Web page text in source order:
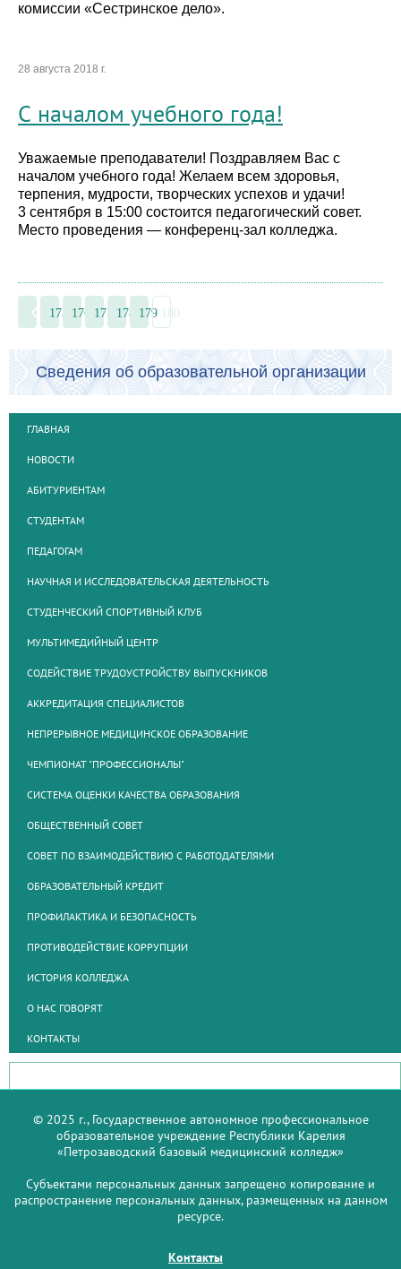
комиссии «Сестринское дело».
28 августа 2018 г.
С началом учебного года!
Уважаемые преподаватели! Поздравляем Вас с
началом учебного года! Желаем всем здоровья,
терпения, мудрости, творческих успехов и удачи!
3 сентября в 15:00 состоится педагогический совет.
Место проведения — конференц-зал колледжа.
175 176 177 178 179 180
Сведения об образовательной организации
ГЛАВНАЯ
НОВОСТИ
АБИТУРИЕНТАМ
СТУДЕНТАМ
ПЕДАГОГАМ
НАУЧНАЯ И ИССЛЕДОВАТЕЛЬСКАЯ ДЕЯТЕЛЬНОСТЬ
СТУДЕНЧЕСКИЙ СПОРТИВНЫЙ КЛУБ
МУЛЬТИМЕДИЙНЫЙ ЦЕНТР
СОДЕЙСТВИЕ ТРУДОУСТРОЙСТВУ ВЫПУСКНИКОВ
АККРЕДИТАЦИЯ СПЕЦИАЛИСТОВ
НЕПРЕРЫВНОЕ МЕДИЦИНСКОЕ ОБРАЗОВАНИЕ
ЧЕМПИОНАТ "ПРОФЕССИОНАЛЫ"
СИСТЕМА ОЦЕНКИ КАЧЕСТВА ОБРАЗОВАНИЯ
ОБЩЕСТВЕННЫЙ СОВЕТ
СОВЕТ ПО ВЗАИМОДЕЙСТВИЮ С РАБОТОДАТЕЛЯМИ
ОБРАЗОВАТЕЛЬНЫЙ КРЕДИТ
ПРОФИЛАКТИКА И БЕЗОПАСНОСТЬ
ПРОТИВОДЕЙСТВИЕ КОРРУПЦИИ
ИСТОРИЯ КОЛЛЕДЖА
О НАС ГОВОРЯТ
КОНТАКТЫ
© 2025 г., Государственное автономное профессиональное
образовательное учреждение Республики Карелия
«Петрозаводский базовый медицинский колледж»
Субъектами персональных данных запрещено копирование и
распространение персональных данных, размещенных на данном
ресурсе.
Контакты